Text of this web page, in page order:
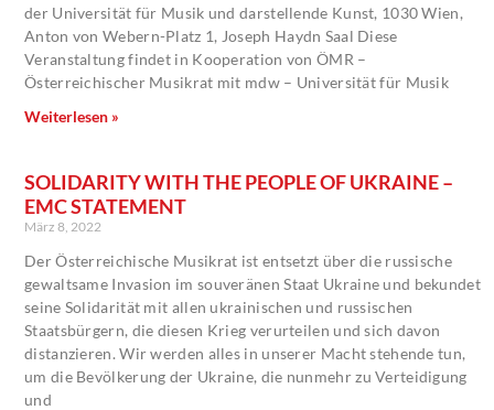
der Universität für Musik und darstellende Kunst, 1030 Wien,
Anton von Webern-Platz 1, Joseph Haydn Saal Diese
Veranstaltung findet in Kooperation von ÖMR –
Österreichischer Musikrat mit mdw – Universität für Musik
Weiterlesen »
SOLIDARITY WITH THE PEOPLE OF UKRAINE –
EMC STATEMENT
März 8, 2022
Der Österreichische Musikrat ist entsetzt über die russische
gewaltsame Invasion im souveränen Staat Ukraine und bekundet
seine Solidarität mit allen ukrainischen und russischen
Staatsbürgern, die diesen Krieg verurteilen und sich davon
distanzieren. Wir werden alles in unserer Macht stehende tun,
um die Bevölkerung der Ukraine, die nunmehr zu Verteidigung
und